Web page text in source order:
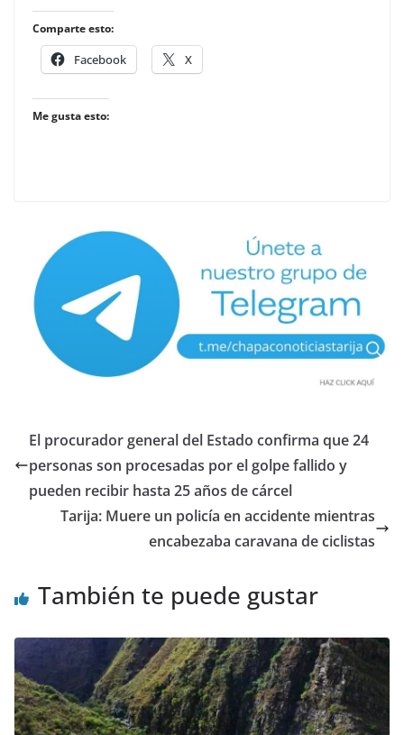
Comparte esto:
Facebook X
Me gusta esto:
El procurador general del Estado confirma que 24
personas son procesadas por el golpe fallido y
pueden recibir hasta 25 años de cárcel
Tarija: Muere un policía en accidente mientras
encabezaba caravana de ciclistas
También te puede gustar